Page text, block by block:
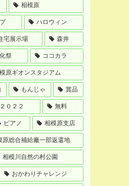
相模原
ハロウィン
宅展示場 森井
祭 ココカラ
原ギオンスタジアム
もんじゃ 賞品
０２２ 無料
ピアノ 相模原支店
原総合補給廠一部返還地
相模川自然の村公園
おかわりチャレンジ